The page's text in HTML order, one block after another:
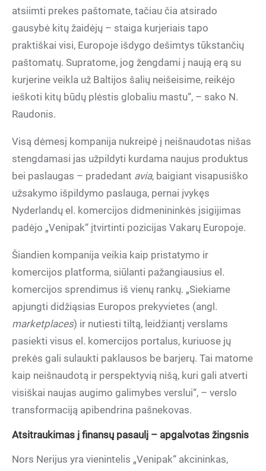
atsiimti prekes paštomate, tačiau čia atsirado
gausybė kitų žaidėjų – staiga kurjeriais tapo
praktiškai visi, Europoje išdygo dešimtys tūkstančių
paštomatų. Supratome, jog žengdami į naują erą su
kurjerine veikla už Baltijos šalių neišeisime, reikėjo
ieškoti kitų būdų plėstis globaliu mastu“, – sako N.
Raudonis.
Visą dėmesį kompanija nukreipė į neišnaudotas nišas
stengdamasi jas užpildyti kurdama naujus produktus
bei paslaugas – pradedant avia, baigiant visapusiško
užsakymo išpildymo paslauga, pernai įvykęs
Nyderlandų el. komercijos didmenininkės įsigijimas
padėjo „Venipak“ įtvirtinti pozicijas Vakarų Europoje.
Šiandien kompanija veikia kaip pristatymo ir
komercijos platforma, siūlanti pažangiausius el.
komercijos sprendimus iš vienų rankų. „Siekiame
apjungti didžiąsias Europos prekyvietes (angl.
marketplaces) ir nutiesti tiltą, leidžiantį verslams
pasiekti visus el. komercijos portalus, kuriuose jų
prekės gali sulaukti paklausos be barjerų. Tai matome
kaip neišnaudotą ir perspektyvią nišą, kuri gali atverti
visiškai naujas augimo galimybes verslui“, – verslo
transformaciją apibendrina pašnekovas.
Atsitraukimas į finansų pasaulį – apgalvotas žingsnis
Nors Nerijus yra vienintelis „Venipak“ akcininkas,